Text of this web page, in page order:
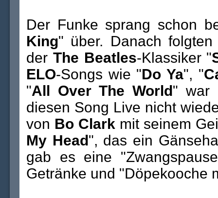
Der Funke sprang schon
King" über. Danach folgten
der The Beatles-Klassiker "
ELO-Songs wie "Do Ya", "
"All Over The World" war
diesen Song Live nicht
von Bo Clark mit seinem
My Head", das ein
gab es eine
Getränke und "Döpekooche